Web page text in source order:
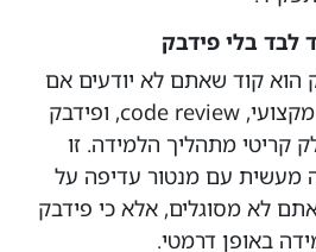
קוד שאתם לא יודעים אם
הוא טוב או גרוע. ליווי מקצועי, code review, ופידבק
קריטי מתהליך הלמידה. זו
מעשית עם מנטור עדיפה על
לא מסוגלים, אלא כי פידבק
באופן דרמטי.